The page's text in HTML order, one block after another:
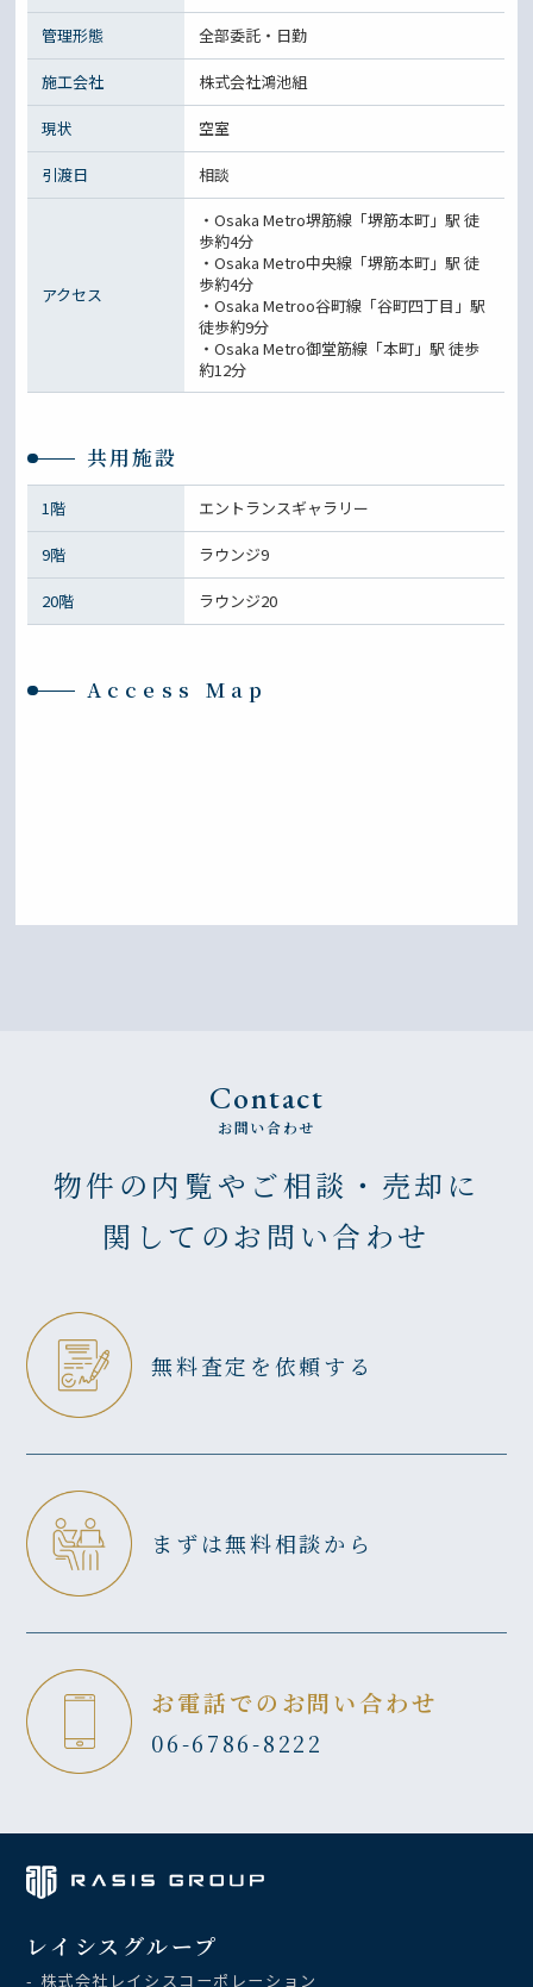
管理形態 全部委託・日勤
施工会社 株式会社鴻池組
現状 空室
引渡日 相談
アクセス
・Osaka Metro堺筋線「堺筋本町」駅 徒
歩約4分
・Osaka Metro中央線「堺筋本町」駅 徒
歩約4分
・Osaka Metroo谷町線「谷町四丁目」駅
徒歩約9分
・Osaka Metro御堂筋線「本町」駅 徒歩
約12分
共用施設
1階 エントランスギャラリー
9階 ラウンジ9
20階 ラウンジ20
Access Map
Contact
お問い合わせ
物件の内覧やご相談・売却に
関してのお問い合わせ
無料査定を依頼する
まずは無料相談から
お電話でのお問い合わせ
06-6786-8222
レイシスグループ
- 株式会社レイシスコーポレーション